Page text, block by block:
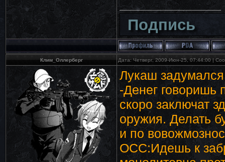
Подпись
Клим_Оллерберг Дата: Четверг, 2009-Июн-25, 07:44:00 |
Лукаш
-Денег говоришь
скоро заключат
оружия. Делать
и по
ОСС:Идешь к